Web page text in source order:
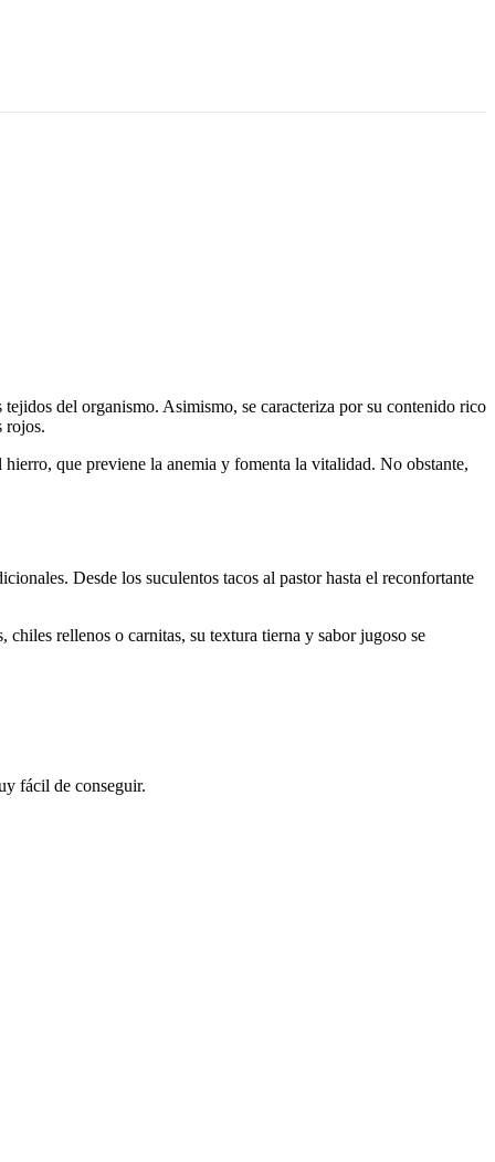
del organismo. Asimismo, se caracteriza por su contenido rico
rojos.
que previene la anemia y fomenta la vitalidad. No obstante,
Desde los suculentos tacos al pastor hasta el reconfortante
chiles rellenos o carnitas, su textura tierna y sabor jugoso se
fácil de conseguir.